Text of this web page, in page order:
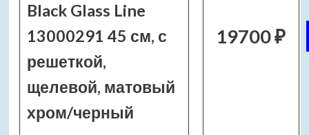
Black Glass Line
13000291 45 см, с
решеткой,
щелевой, матовый
хром/черный
19700 ₽